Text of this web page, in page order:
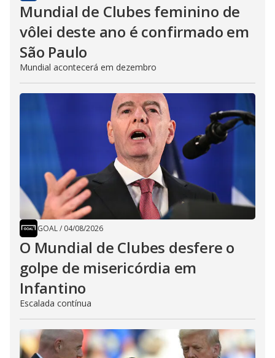
Mundial de Clubes feminino de
vôlei deste ano é confirmado em
São Paulo
Mundial acontecerá em dezembro
GOAL/ 04/08/2026
O Mundial de Clubes desfere o
golpe de misericórdia em
Infantino
Escalada contínua